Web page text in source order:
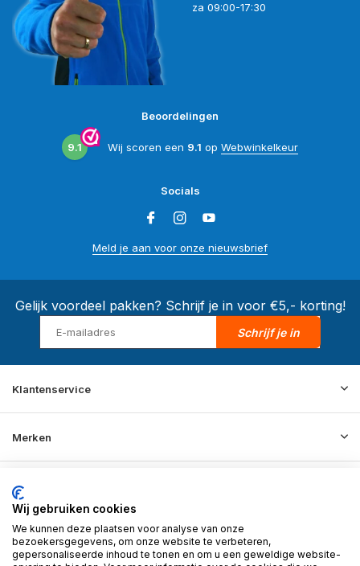
za 09:00-17:30
Beoordelingen
9.1 Wij scoren een 9.1 op Webwinkelkeur
Socials
Meld je aan voor onze nieuwsbrief
Gelijk voordeel pakken? Schrijf je in voor €5,- korting!
Schrijf je in
Klantenservice
Merken
Informatie
Contact
Wij gebruiken cookies
We kunnen deze plaatsen voor analyse van onze
bezoekersgegevens, om onze website te verbeteren,
gepersonaliseerde inhoud te tonen en om u een geweldige website-